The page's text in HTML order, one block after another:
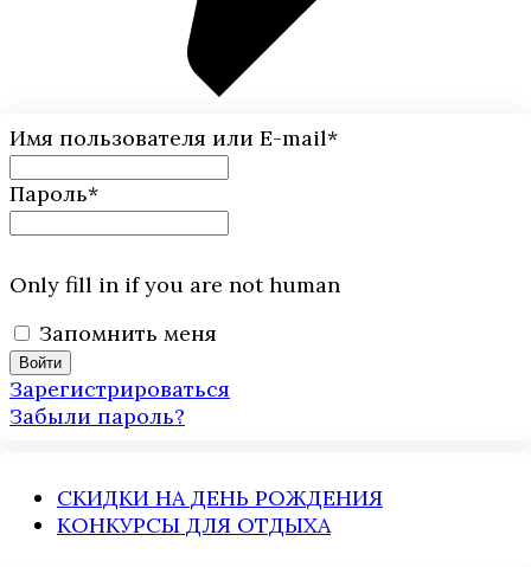
Имя пользователя или E-mail*
Пароль*
Only fill in if you are not human
Запомнить меня
Зарегистрироваться
Забыли пароль?
СКИДКИ НА ДЕНЬ РОЖДЕНИЯ
КОНКУРСЫ ДЛЯ ОТДЫХА